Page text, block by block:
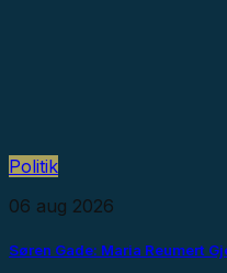
Politik
06 aug 2026
Søren Gade: Maria Reumert